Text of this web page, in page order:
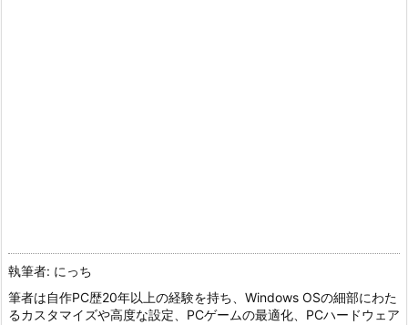
執筆者: にっち
筆者は自作PC歴20年以上の経験を持ち、Windows OSの細部にわた
るカスタマイズや高度な設定、PCゲームの最適化、PCハードウェア